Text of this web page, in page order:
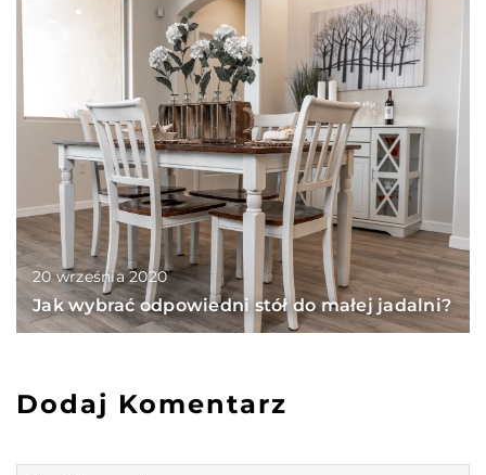
20 września 2020
Jak wybrać odpowiedni stół do małej jadalni?
Dodaj Komentarz